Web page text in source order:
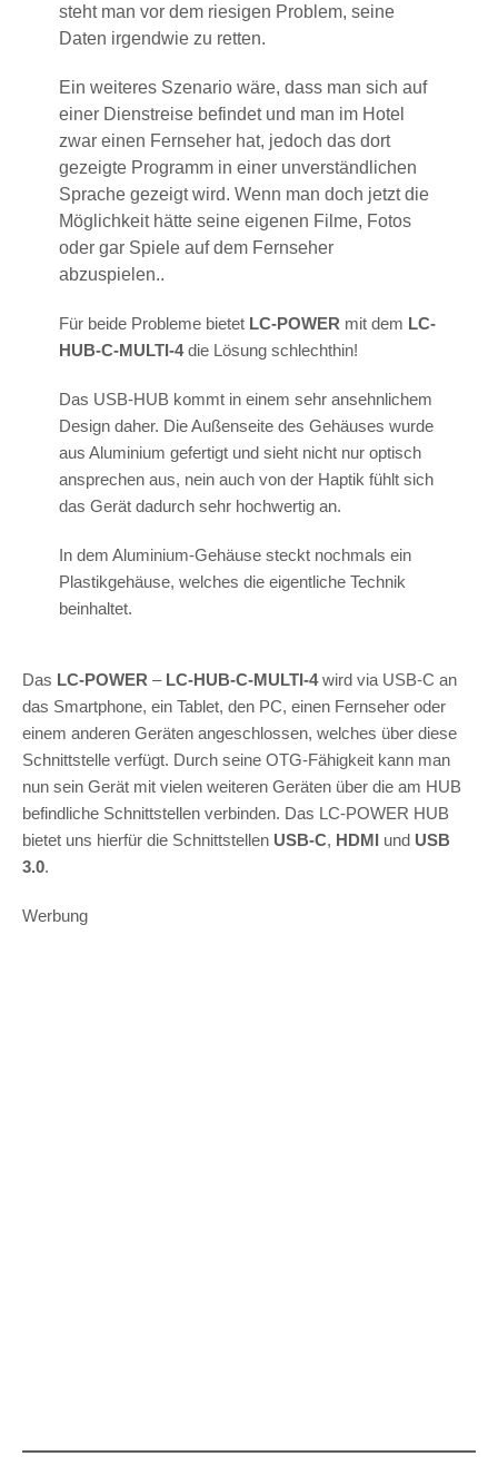
steht man vor dem riesigen Problem, seine
Daten irgendwie zu retten.
Ein weiteres Szenario wäre, dass man sich auf
einer Dienstreise befindet und man im Hotel
zwar einen Fernseher hat, jedoch das dort
gezeigte Programm in einer unverständlichen
Sprache gezeigt wird. Wenn man doch jetzt die
Möglichkeit hätte seine eigenen Filme, Fotos
oder gar Spiele auf dem Fernseher
abzuspielen..
Für beide Probleme bietet LC-POWER mit dem LC-
HUB-C-MULTI-4die Lösung schlechthin!
Das USB-HUB kommt in einem sehr ansehnlichem
Design daher. Die Außenseite des Gehäuses wurde
aus Aluminium gefertigt und sieht nicht nur optisch
ansprechen aus, nein auch von der Haptik fühlt sich
das Gerät dadurch sehr hochwertig an.
In dem Aluminium-Gehäuse steckt nochmals ein
Plastikgehäuse, welches die eigentliche Technik
beinhaltet.
Das LC-POWER – LC-HUB-C-MULTI-4wird via USB-C an
das Smartphone, ein Tablet, den PC, einen Fernseher oder
einem anderen Geräten angeschlossen, welches über diese
Schnittstelle verfügt. Durch seine OTG-Fähigkeit kann man
nun sein Gerät mit vielen weiteren Geräten über die am HUB
befindliche Schnittstellen verbinden. Das LC-POWER HUB
bietet uns hierfür die Schnittstellen USB-C, HDMI und USB
3.0.
Werbung